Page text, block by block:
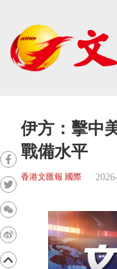
伊方：擊中
戰備水平
香港文匯報 國際